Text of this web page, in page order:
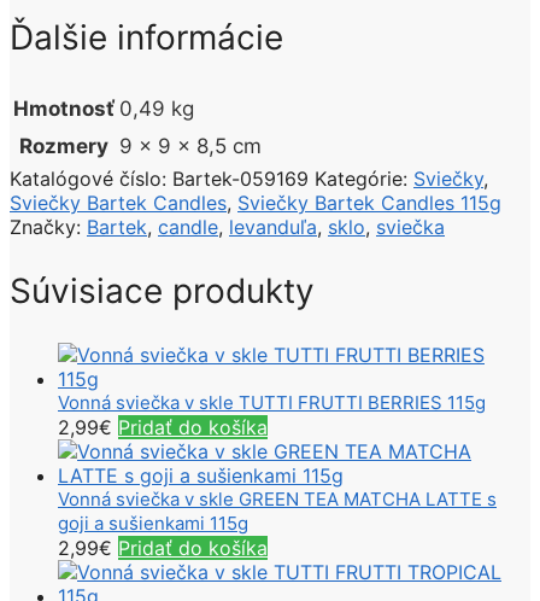
Ďalšie informácie
Hmotnosť 0,49 kg
Rozmery 9 × 9 × 8,5 cm
Katalógové číslo: Bartek-059169 Kategórie: Sviečky,
Sviečky Bartek Candles, Sviečky Bartek Candles 115g
Značky: Bartek, candle, levanduľa, sklo, sviečka
Súvisiace produkty
Vonná sviečka v skle TUTTI FRUTTI BERRIES 115g
2,99€ Pridať do košíka
Vonná sviečka v skle GREEN TEA MATCHA LATTE s
goji a sušienkami 115g
2,99€ Pridať do košíka